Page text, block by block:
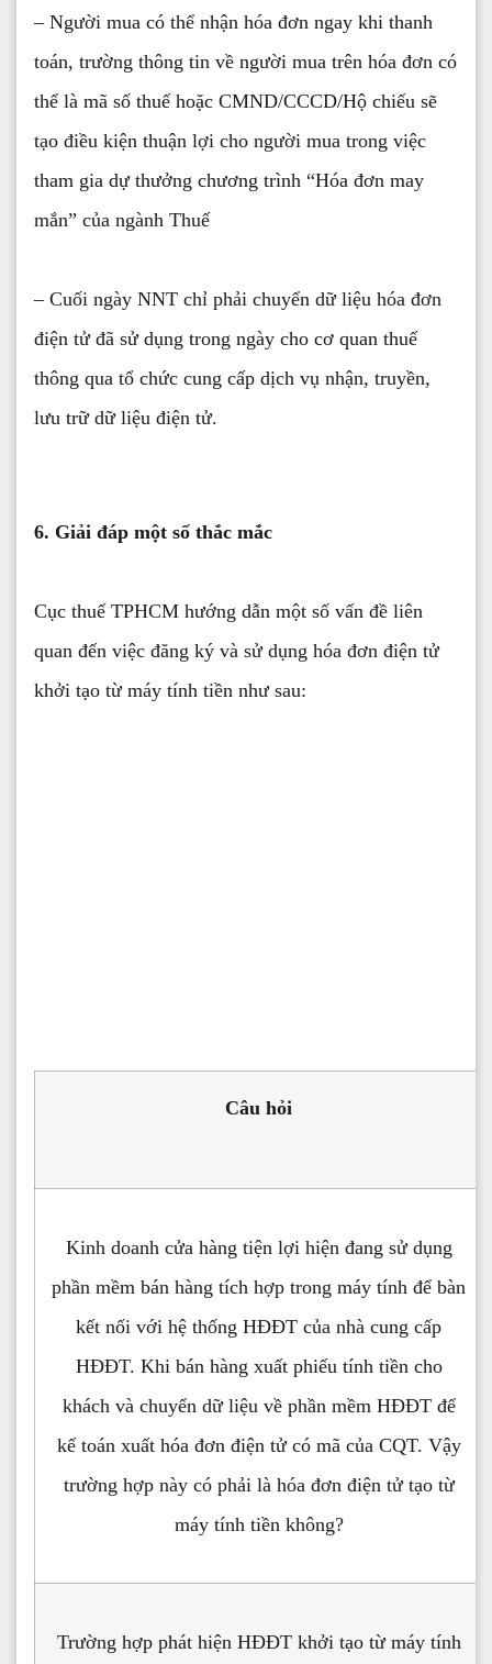
– Người mua có thể nhận hóa đơn ngay khi thanh
toán, trường thông tin về người mua trên hóa đơn có
thể là mã số thuế hoặc CMND/CCCD/Hộ chiếu sẽ
tạo điều kiện thuận lợi cho người mua trong việc
tham gia dự thưởng chương trình “Hóa đơn may
mắn” của ngành Thuế
– Cuối ngày NNT chỉ phải chuyển dữ liệu hóa đơn
điện tử đã sử dụng trong ngày cho cơ quan thuế
thông qua tổ chức cung cấp dịch vụ nhận, truyền,
lưu trữ dữ liệu điện tử.
6. Giải đáp một số thắc mắc
Cục thuế TPHCM hướng dẫn một số vấn đề liên
quan đến việc đăng ký và sử dụng hóa đơn điện tử
khởi tạo từ máy tính tiền như sau:
Câu hỏi
Kinh doanh cửa hàng tiện lợi hiện đang sử dụng
phần mềm bán hàng tích hợp trong máy tính để bàn
kết nối với hệ thống HĐĐT của nhà cung cấp
HĐĐT. Khi bán hàng xuất phiếu tính tiền cho
khách và chuyển dữ liệu về phần mềm HĐĐT để
kế toán xuất hóa đơn điện tử có mã của CQT. Vậy
trường hợp này có phải là hóa đơn điện tử tạo từ
máy tính tiền không?
Trường hợp phát hiện HĐĐT khởi tạo từ máy tính